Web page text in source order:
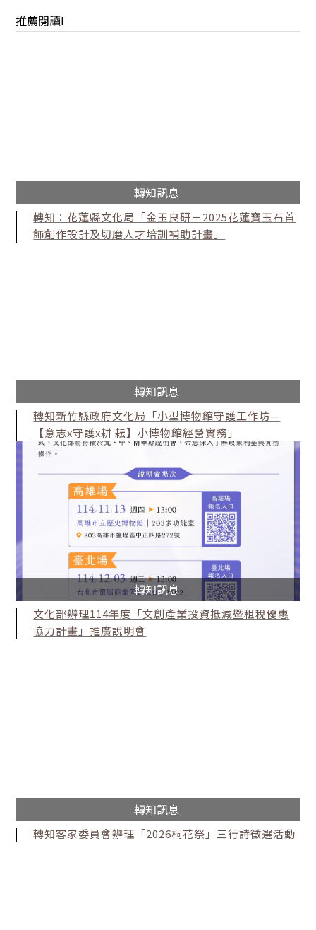
推薦閱讀I
轉知訊息
轉知：花蓮縣文化局「金玉良研－2025花蓮寶玉石首
飾創作設計及切磨人才培訓補助計畫」
轉知訊息
轉知新竹縣政府文化局「小型博物館守護工作坊—
【意志x守護x耕 耘】小博物館經營實務」
轉知訊息
文化部辦理114年度「文創產業投資抵減暨租稅優惠
協力計畫」推廣說明會
轉知訊息
轉知客家委員會辦理「2026桐花祭」三行詩徵選活動